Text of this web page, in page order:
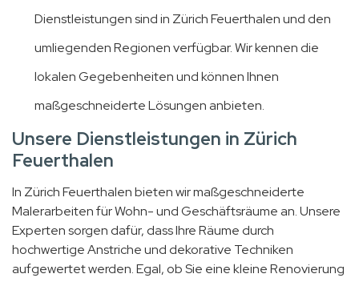
Dienstleistungen sind in Zürich Feuerthalen und den
umliegenden Regionen verfügbar. Wir kennen die
lokalen Gegebenheiten und können Ihnen
maßgeschneiderte Lösungen anbieten.
Unsere Dienstleistungen in Zürich
Feuerthalen
In Zürich Feuerthalen bieten wir maßgeschneiderte
Malerarbeiten für Wohn- und Geschäftsräume an. Unsere
Experten sorgen dafür, dass Ihre Räume durch
hochwertige Anstriche und dekorative Techniken
aufgewertet werden. Egal, ob Sie eine kleine Renovierung